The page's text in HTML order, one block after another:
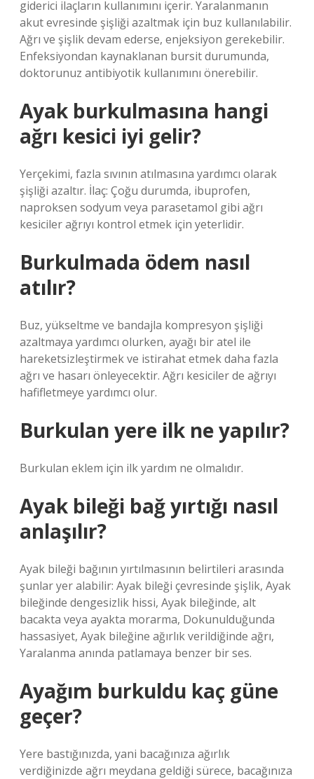
giderici ilaçların kullanımını içerir. Yaralanmanın
akut evresinde şişliği azaltmak için buz kullanılabilir.
Ağrı ve şişlik devam ederse, enjeksiyon gerekebilir.
Enfeksiyondan kaynaklanan bursit durumunda,
doktorunuz antibiyotik kullanımını önerebilir.
Ayak burkulmasına hangi
ağrı kesici iyi gelir?
Yerçekimi, fazla sıvının atılmasına yardımcı olarak
şişliği azaltır. İlaç: Çoğu durumda, ibuprofen,
naproksen sodyum veya parasetamol gibi ağrı
kesiciler ağrıyı kontrol etmek için yeterlidir.
Burkulmada ödem nasıl
atılır?
Buz, yükseltme ve bandajla kompresyon şişliği
azaltmaya yardımcı olurken, ayağı bir atel ile
hareketsizleştirmek ve istirahat etmek daha fazla
ağrı ve hasarı önleyecektir. Ağrı kesiciler de ağrıyı
hafifletmeye yardımcı olur.
Burkulan yere ilk ne yapılır?
Burkulan eklem için ilk yardım ne olmalıdır.
Ayak bileği bağ yırtığı nasıl
anlaşılır?
Ayak bileği bağının yırtılmasının belirtileri arasında
şunlar yer alabilir: Ayak bileği çevresinde şişlik, Ayak
bileğinde dengesizlik hissi, Ayak bileğinde, alt
bacakta veya ayakta morarma, Dokunulduğunda
hassasiyet, Ayak bileğine ağırlık verildiğinde ağrı,
Yaralanma anında patlamaya benzer bir ses.
Ayağım burkuldu kaç güne
geçer?
Yere bastığınızda, yani bacağınıza ağırlık
verdiğinizde ağrı meydana geldiği sürece, bacağınıza